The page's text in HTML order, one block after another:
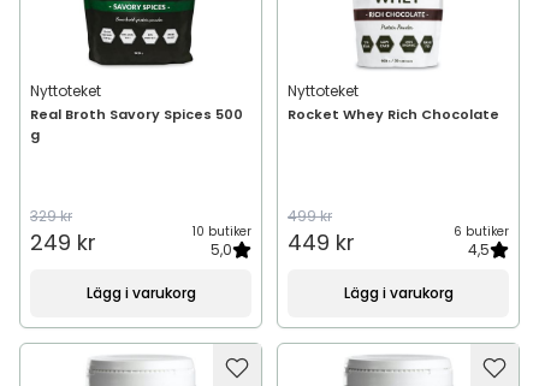
Nyttoteket
Real Broth Savory Spices 500
g
329 kr
249 kr 10 butiker
5,0
Lägg i varukorg
Nyttoteket
Rocket Whey Rich Chocolate
499 kr
449 kr 6 butiker
4,5
Lägg i varukorg